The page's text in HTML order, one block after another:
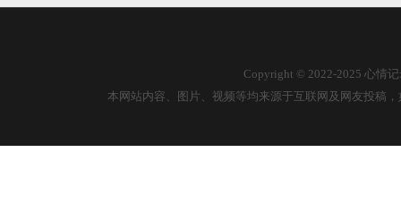
Copyright © 2022-2025 心情
本网站内容、图片、视频等均来源于互联网及网友投稿